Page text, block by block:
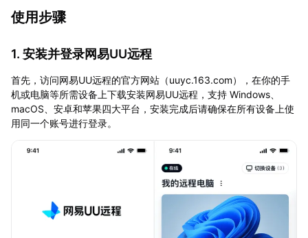
使用步骤
1. 安装并登录网易UU远程
首先，访问网易UU远程的官方网站（uuyc.163.com），在你的手
机或电脑等所需设备上下载安装网易UU远程，支持 Windows、
macOS、安卓和苹果四大平台，安装完成后请确保在所有设备上使
用同一个账号进行登录。